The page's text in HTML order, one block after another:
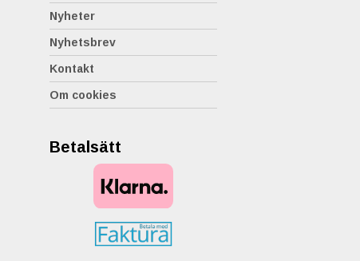
Nyheter
Nyhetsbrev
Kontakt
Om cookies
Betalsätt